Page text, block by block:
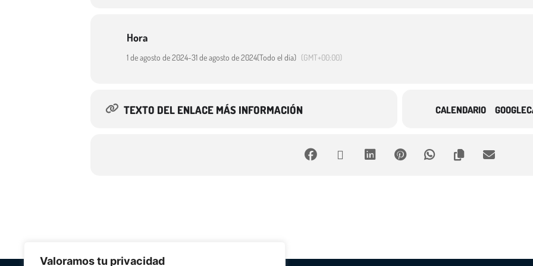
Valoramos tu privacidad
Hora
1 de agosto de 2024-31 de agosto de 2024(Todo el día) (GMT+00:00)
TEXTO DEL ENLACE MÁS INFORMACIÓN CALENDARIO